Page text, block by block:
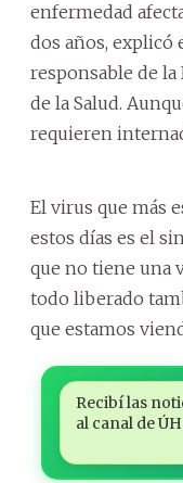
enfermedad
dos años, explicó
responsable de
de la Salud.
requieren
El virus que más
estos días es el
que no tiene una
todo liberado
que estamos
Recibí las
al canal de